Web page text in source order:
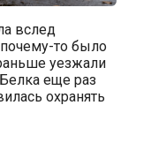
вслед
то было
уезжали
еще раз
охранять